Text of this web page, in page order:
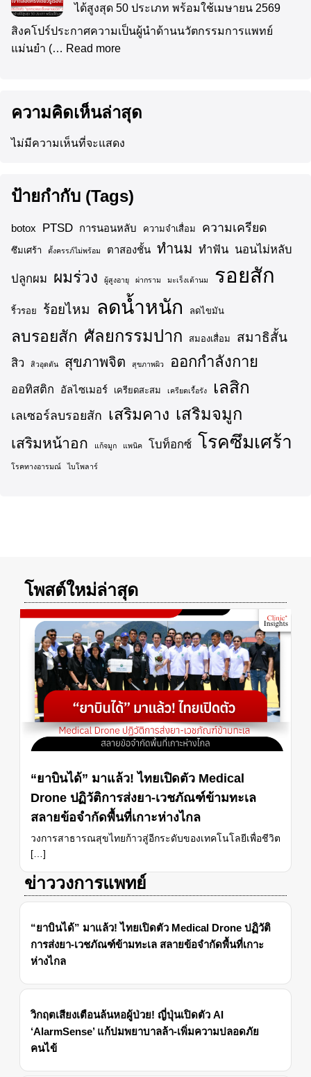
ได้สูงสุด 50 ประเภท พร้อมใช้เมษายน 2569
สิงคโปร์ประกาศความเป็นผู้นำด้านนวัตกรรมการแพทย์
แม่นยำ (… Read more
ความคิดเห็นล่าสุด
ไม่มีความเห็นที่จะแสดง
ป้ายกำกับ (Tags)
botox PTSD การนอนหลับ ความจำเสื่อม ความเครียด
ซึมเศร้า ตั้งครรภ์ไม่พร้อม ตาสองชั้น ทำนม ทำฟัน นอนไม่หลับ
ปลูกผม ผมร่วง ผู้สูงอายุ ผ่ากราม มะเร็งเต้านม รอยสัก
ริ้วรอย ร้อยไหม ลดน้ำหนัก ลดไขมัน
ลบรอยสัก ศัลยกรรมปาก สมองเสื่อม สมาธิสั้น
สิว สิวอุดตัน สุขภาพจิต สุขภาพผิว ออกกำลังกาย
ออทิสติก อัลไซเมอร์ เครียดสะสม เครียดเรื้อรัง เลสิก
เลเซอร์ลบรอยสัก เสริมคาง เสริมจมูก
เสริมหน้าอก แก้จมูก แพนิค โบท็อกซ์ โรคซึมเศร้า
โรคทางอารมณ์ ไบโพลาร์
โพสต์ใหม่ล่าสุด
“ยาบินได้” มาแล้ว! ไทยเปิดตัว Medical
Drone ปฏิวัติการส่งยา-เวชภัณฑ์ข้ามทะเล
สลายข้อจำกัดพื้นที่เกาะห่างไกล
วงการสาธารณสุขไทยก้าวสู่อีกระดับของเทคโนโลยีเพื่อชีวิต
[…]
ข่าววงการแพทย์
“ยาบินได้” มาแล้ว! ไทยเปิดตัว Medical Drone ปฏิวัติ
การส่งยา-เวชภัณฑ์ข้ามทะเล สลายข้อจำกัดพื้นที่เกาะ
ห่างไกล
วิกฤตเสียงเตือนล้นหอผู้ป่วย! ญี่ปุ่นเปิดตัว AI
‘AlarmSense’ แก้ปมพยาบาลล้า-เพิ่มความปลอดภัย
คนไข้